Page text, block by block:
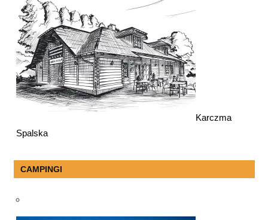
Karczma
Spalska
CAMPINGI